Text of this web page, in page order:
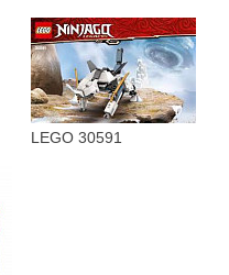
LEGO 30591